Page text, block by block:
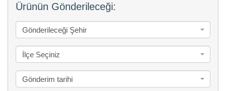
Ürünün Gönderileceği:
Gönderileceği Şehir
İlçe Seçiniz
Gönderim tarihi